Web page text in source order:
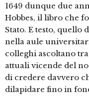
1649 dunque due
Hobbes, il libro che
Stato. E testo, quello
nella aule
colleghi ascoltano
attuali vicende del
di credere davvero
dilapidare fino in